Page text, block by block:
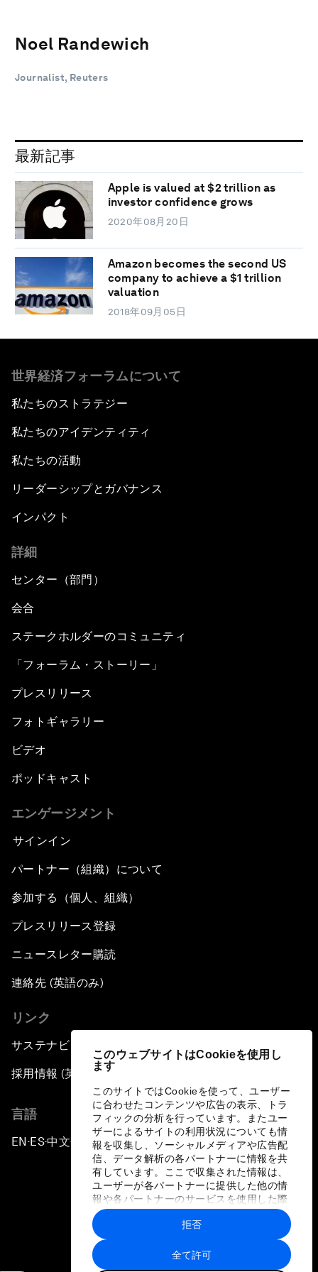
このウェブサイトはCookieを使用し
ます
このサイトではCookieを使って、ユーザー
に合わせたコンテンツや広告の表示、トラ
フィックの分析を行っています。またユー
ザーによるサイトの利用状況についても情
報を収集し、ソーシャルメディアや広告配
信、データ解析の各パートナーに情報を共
有しています。ここで収集された情報は、
ユーザーが各パートナーに提供した他の情
報や各パートナーのサービスを使用した際
に収集された情報と組み合わされ、各パー
トナーによって使用されることがありま
す。
全て許可
拒否
Noel Randewich
Journalist, Reuters
最新記事
Apple is valued at $2 trillion as
investor confidence grows
2020年08月20日
Amazon becomes the second US
company to achieve a $1 trillion
valuation
2018年09月05日
世界経済フォーラムについて
私たちのストラテジー
私たちのアイデンティティ
私たちの活動
リーダーシップとガバナンス
インパクト
詳細
センター（部門）
会合
ステークホルダーのコミュニティ
「フォーラム・ストーリー」
プレスリリース
フォトギャラリー
ビデオ
ポッドキャスト
エンゲージメント
サインイン
パートナー（組織）について
参加する（個人、組織）
プレスリリース登録
ニュースレター購読
連絡先 (英語のみ)
リンク
サステナビリティへの取り組み
採用情報 (英語のみ)
言語
EN ▪ES▪中文▪ 日本語
プライバシーポリシーと利用規約
サイトマップ